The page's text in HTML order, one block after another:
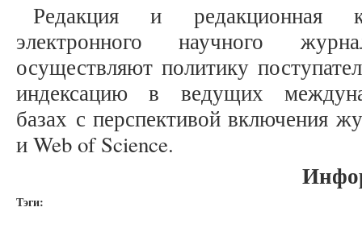
Редакция и редакционная
электронного научного
осуществляют политику
индексацию в ведущих
базах с перспективой включения
и Web of Science.
Тэги: